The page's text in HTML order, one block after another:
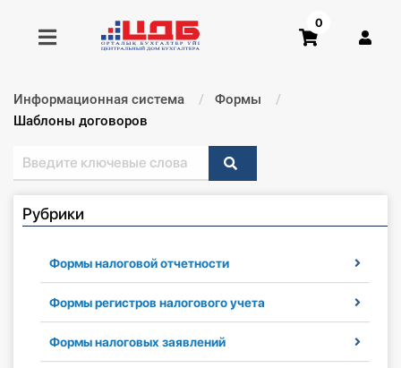
Получить консультацию
Купить доступ
Главная ИС
Формы
Консультации
Правовая база
0
Информационная система
Формы
Текущий:
Шаблоны договоров
Рубрики
Формы налоговой отчетности
Формы регистров налогового учета
Формы налоговых заявлений